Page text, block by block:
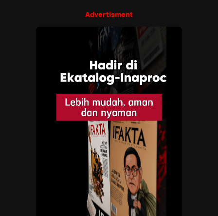
Advertisment